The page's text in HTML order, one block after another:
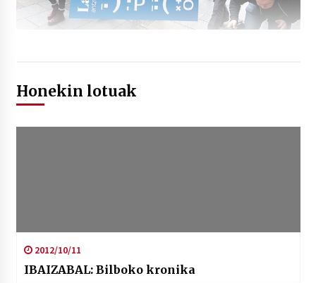
Honekin lotuak
2012/10/11
IBAIZABAL: Bilboko kronika